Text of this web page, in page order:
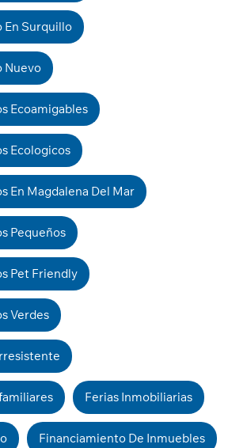
En Surquillo
Nuevo
Ecoamigables
Ecologicos
En Magdalena Del Mar
Pequeños
Pet Friendly
Verdes
Ferias Inmobiliarias
Financiamiento De Inmuebles